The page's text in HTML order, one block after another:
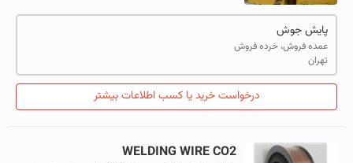
پایش جوش
عمده فروش، خرده فروش
تهران
درخواست خرید یا کسب اطلاعات بیشتر
WELDING WIRE CO2